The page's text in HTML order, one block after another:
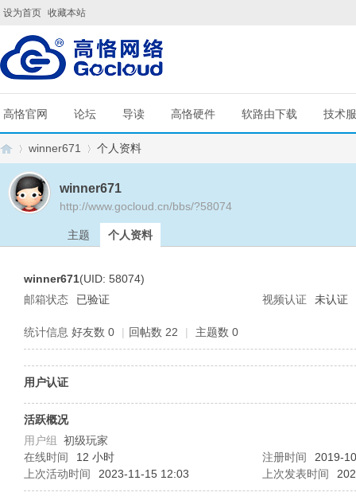
设为首页 收藏本站
高恪官网 论坛 导读 高恪硬件 软路由下载 技术
winner671 个人资料
winner671
http://www.gocloud.cn/bbs/?58074
主题 个人资料
winner671(UID: 58074)
邮箱状态
已验证 视频认证 未认证
统计信息 好友数 0 | 回帖数 22 | 主题数 0
用户认证
活跃概况
用户组 初级玩家
在线时间
12 小时 注册时间
2019-
上次活动时间
2023-11-15 12:03 上次发表时间